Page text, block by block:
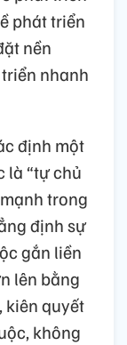
phát triển
nền
nhanh
định một
là “tự chủ
trong
định sự
gắn liền
lên bằng
kiên quyết
không